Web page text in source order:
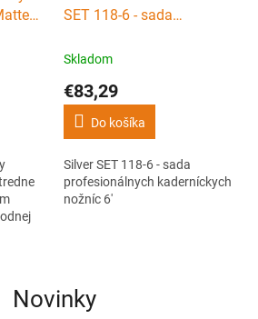
SET 118-6 - sada
kaderníckych nožníc 6'
Skladom
€83,29
Do košíka
Silver SET 118-6 - sada
profesionálnych kaderníckych
nožníc 6'
Novinky